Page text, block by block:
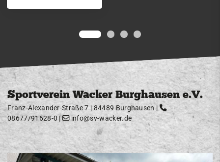
Sportverein Wacker Burghausen e.V.
Franz-Alexander-Straße 7 | 84489 Burghausen |
08677/91628-0 | info@sv-wacker.de